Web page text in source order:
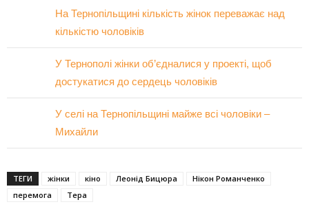
На Тернопільщині кількість жінок переважає над
кількістю чоловіків
У Тернополі жінки об’єдналися у проекті, щоб
достукатися до сердець чоловіків
У селі на Тернопільщині майже всі чоловіки –
Михайли
ТЕГИ жінки кіно Леонід Бицюра
Нікон Романченко
перемога
Тера